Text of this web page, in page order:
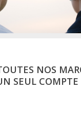
NOS
SEUL COMPTE